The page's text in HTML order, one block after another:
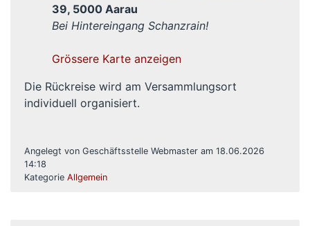
39, 5000 Aarau
Bei Hintereingang Schanzrain!
Grössere Karte anzeigen
Die Rückreise wird am Versammlungsort
individuell organisiert.
Angelegt von Geschäftsstelle Webmaster am 18.06.2026
14:18
Kategorie Allgemein